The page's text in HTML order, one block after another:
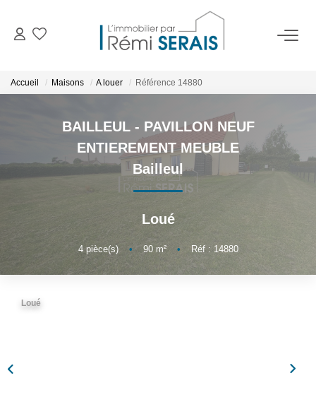
VENDRE
ADMINISTRATION DE BIENS
Gestion
Accueil Maisons A louer Référence 14880
BAILLEUL - PAVILLON NEUF
ENTIEREMENT MEUBLE
Bailleul
Loué
4pièce(s) • 90m² • Réf : 14880
Loué